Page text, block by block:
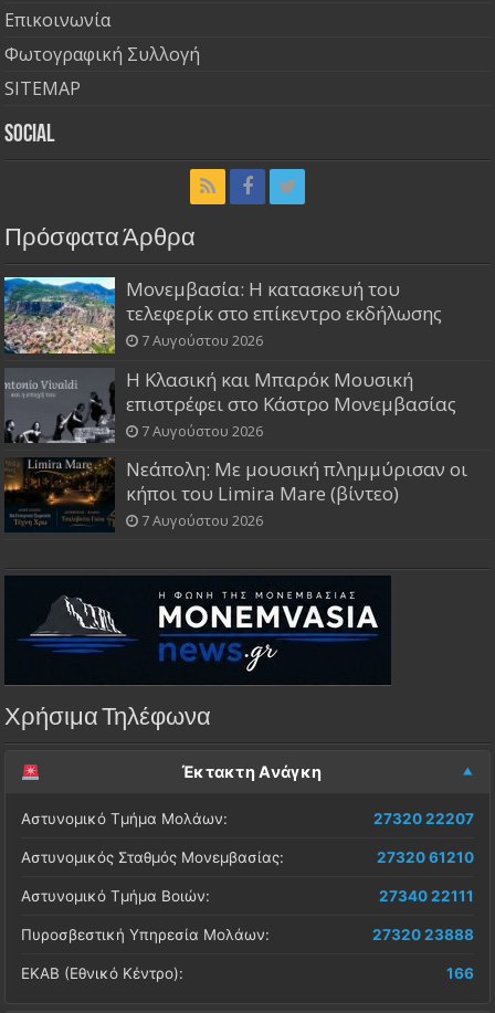
Επικοινωνία
Φωτογραφική Συλλογή
SITEMAP
Social
Πρόσφατα Άρθρα
Μονεμβασία: Η κατασκευή του
τελεφερίκ στο επίκεντρο εκδήλωσης
7 Αυγούστου 2026
Η Κλασική και Μπαρόκ Μουσική
επιστρέφει στο Κάστρο Μονεμβασίας
7 Αυγούστου 2026
Νεάπολη: Με μουσική πλημμύρισαν οι
κήποι του Limira Mare (βίντεο)
7 Αυγούστου 2026
Χρήσιμα Τηλέφωνα
Έκτακτη Ανάγκη
Αστυνομικό Τμήμα Μολάων: 27320 22207
Αστυνομικός Σταθμός Μονεμβασίας: 27320 61210
Αστυνομικό Τμήμα Βοιών: 27340 22111
Πυροσβεστική Υπηρεσία Μολάων: 27320 23888
ΕΚΑΒ (Εθνικό Κέντρο): 166